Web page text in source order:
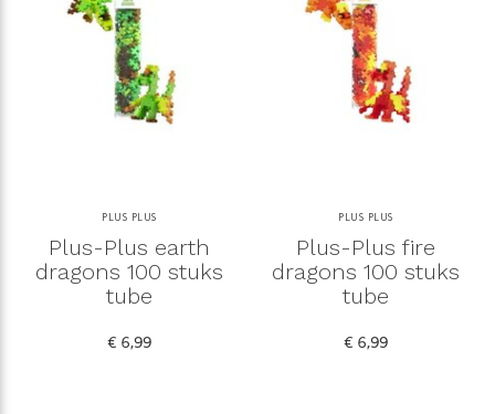
PLUS PLUS
Plus-Plus earth
dragons 100 stuks
tube
€ 6,99
PLUS PLUS
Plus-Plus fire
dragons 100 stuks
tube
€ 6,99